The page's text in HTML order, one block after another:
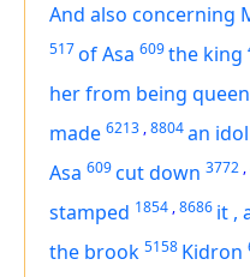
And also concerning
517of Asa 609the king
her from being queen
made 6213 ,8804an idol
Asa 609cut down 3772 ,
stamped 1854 ,8686 it ,
the brook 5158 Kidron